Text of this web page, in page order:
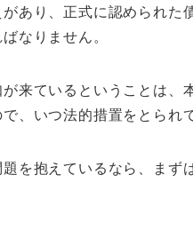
あり、正式に認められた
なりません。
来ているということは、
、いつ法的措置をとられ
を抱えているなら、まず